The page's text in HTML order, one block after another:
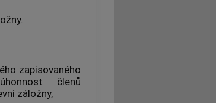
zapisovaného
členů
záložny,